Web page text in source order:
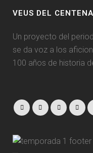
VEUS DEL
Un proyecto del
se da voz a los
100 años de historia